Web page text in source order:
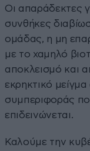
Οι απαράδεκτες
συνθήκες
ομάδας, η μη
με το χαμηλό
αποκλεισμό και
εκρηκτικό
συμπεριφοράς
επιδεινώνεται.
Καλούμε την